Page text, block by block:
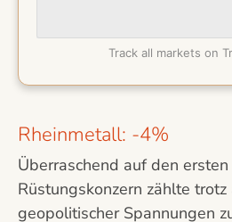
Track all markets on
Rheinmetall: -4%
Überraschend auf den
Rüstungskonzern zählte
geopolitischer Spannungen